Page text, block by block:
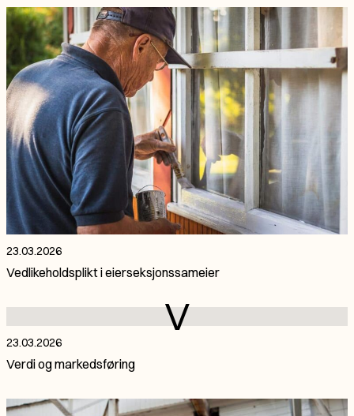
23.03.2026
Vedlikeholdsplikt i eierseksjonssameier
V
23.03.2026
Verdi og markedsføring